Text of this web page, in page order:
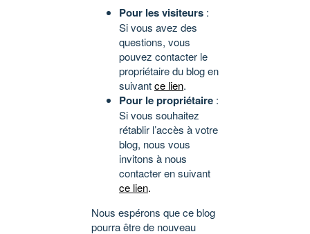
Pour les visiteurs :
Si vous avez des
questions, vous
pouvez contacter le
propriétaire du blog en
suivantce lien.
Pour le propriétaire :
Si vous souhaitez
rétablir l’accès à votre
blog, nous vous
invitons à nous
contacter en suivant
ce lien.
Nous espérons que ce blog
pourra être de nouveau